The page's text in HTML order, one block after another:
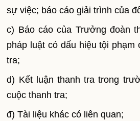
sự việc; báo cáo giải trình của
c) Báo cáo của Trưởng đoàn
pháp luật có dấu hiệu tội phạm
tra;
d) Kết luận thanh tra trong
cuộc thanh tra;
đ) Tài liệu khác có liên quan;